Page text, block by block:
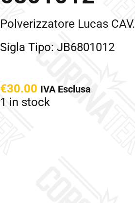
Polverizzatore Lucas CAV.
Sigla Tipo: JB6801012
€30.00 IVA Esclusa
1 in stock